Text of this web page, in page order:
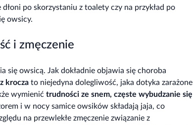
po skorzystaniu z toalety czy na przykład po
owsicy.
i zmęczenie
się owsicą. Jak dokładnie objawia się choroba
krocza to niejedyna dolegliwość, jaka dotyka zarażone
wymienić trudności ze snem, częste wybudzanie się
i w nocy samice owsików składają jaja, co
na przewlekłe zmęczenie związanie z